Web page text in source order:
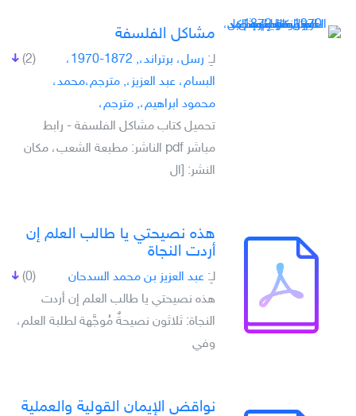
مشاكل الفلسفة
(2) لـِ:
رسل، برتراند،, 1872-1970،
البسام، عبد العزيز،, مترجم،محمد،
محمود ابراهيم،, مترجم،
تحميل كتاب مشاكل الفلسفة - رابط
مباشر pdf الناشر: مطبعة الشعب، مكان
النشر: [ال
هذه نصيحتي يا طالب العلم إن
أردت النجاة
(0) لـِ: عبد العزيز بن محمد السدحان
هذه نصيحتي يا طالب العلم إن أردت
النجاة: ثلاثون نصيحةٌ مُوجَّهة لطلبة العلم،
وفي
نواقض الإيمان القولية والعملية